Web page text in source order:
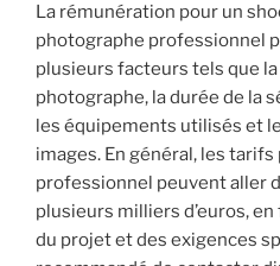
La rémunération pour un
photographe professionnel
plusieurs facteurs tels que
photographe, la durée de la
les équipements utilisés et
images. En général, les
professionnel peuvent aller
plusieurs milliers d’euros,
du projet et des exigences